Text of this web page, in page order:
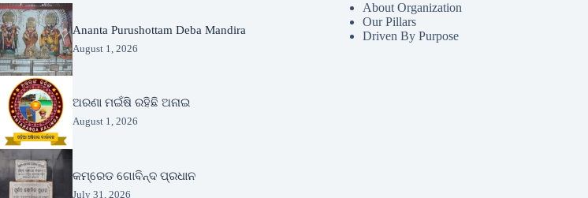
Ananta Purushottam Deba Mandira
August 1, 2026
ଅରଣା ମଇଁଷି ରହିଛି ଅନାଇ
August 1, 2026
କମ୍ରେଡ ଗୋବିନ୍ଦ ପ୍ରଧାନ
July 31, 2026
About Organization
Our Pillars
Driven By Purpose​